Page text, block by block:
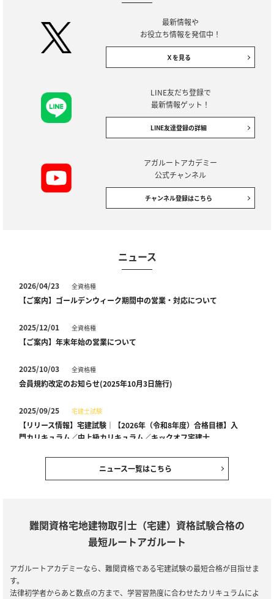
最新情報や
お役立ち情報を発信中！
Ｘを見る
LINE友だち登録で
最新情報ゲット！
LINE友達登録の詳細
アガルートアカデミー
公式チャンネル
チャンネル登録はこちら
ニュース
2026/04/23 全資格種
【ご案内】ゴールデンウィーク期間中の営業・対応について
2025/12/01 全資格種
【ご案内】年末年始の営業について
2025/10/03 全資格種
会員規約改定のお知らせ(2025年10月3日施行)
2025/09/25 宅建士試験
【リリース情報】宅建試験｜【2026年（令和8年度）合格目標】入
門カリキュラム／中上級カリキュラム／キックオフ宅建士
宅建士試験
【セール情報】期間限定10％OFF！宅建士試験｜ アウトレットセー
全資格種
【ご案内】年末年始の営業について
【ご案内】※重要※【2024年12月10日実施】メンテナンスのお知
ニュース一覧はこちら
難関資格宅地建物取引士（宅建）資格試験合格の
最短ルートアガルート
アガルートアカデミーなら、難関資格である宅建試験の最短合格が目指せま
す。
法律初学者からあと数点の方まで、学習習熟度に合わせたカリキュラムによ